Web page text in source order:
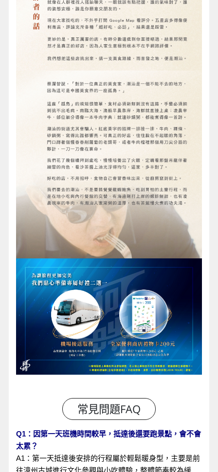
Q1：因第一天班機時間較早，抵達後還要跑景點，會不會
太累？
A1：第一天抵達後安排的行程屬於輕鬆暖身型，主要是前
往漳州古城進行文化參觀與小吃體驗，整體節奏較為緩